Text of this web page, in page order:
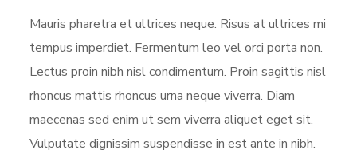
Mauris pharetra et ultrices neque. Risus at ultrices mi
tempus imperdiet. Fermentum leo vel orci porta non.
Lectus proin nibh nisl condimentum. Proin sagittis nisl
rhoncus mattis rhoncus urna neque viverra. Diam
maecenas sed enim ut sem viverra aliquet eget sit.
Vulputate dignissim suspendisse in est ante in nibh.